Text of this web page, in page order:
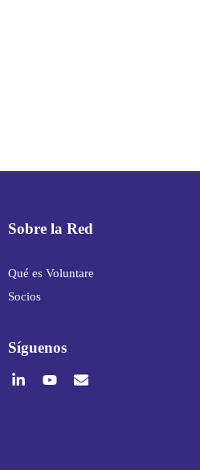
Sobre la Red
Qué es Voluntare
Socios
Síguenos